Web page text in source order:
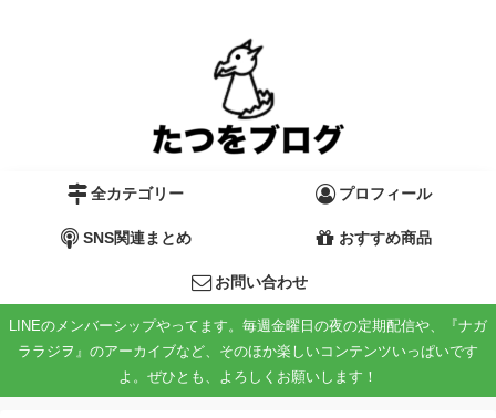
全カテゴリー プロフィール
SNS関連まとめ おすすめ商品
お問い合わせ
LINEのメンバーシップやってます。毎週金曜日の夜の定期配信や、『ナガ
ララジヲ』のアーカイブなど、そのほか楽しいコンテンツいっぱいです
よ。ぜひとも、よろしくお願いします！